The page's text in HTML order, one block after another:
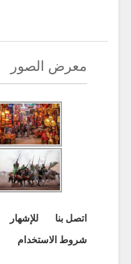
معرض الصور
اتصل بنا للإشهار
شروط الاستخدام